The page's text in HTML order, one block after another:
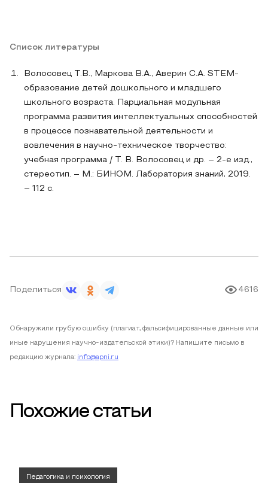
Список литературы
Волосовец Т.В., Маркова В.А., Аверин С.А. STEM-
образование детей дошкольного и младшего
школьного возраста. Парциальная модульная
программа развития интеллектуальных способностей
в процессе познавательной деятельности и
вовлечения в научно-техническое творчество:
учебная программа / Т. В. Волосовец и др. – 2-е изд.,
стереотип. – М.: БИНОМ. Лаборатория знаний, 2019.
– 112 с.
Поделиться 4616
Обнаружили грубую ошибку (плагиат, фальсифицированные данные или
иные нарушения научно-издательской этики)? Напишите письмо в
редакцию журнала: info@apni.ru
Похожие статьи
Педагогика и психология